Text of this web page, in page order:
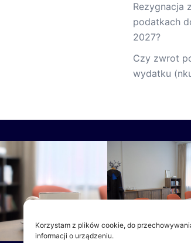
Korzystam z plików cookie, do
informacji o urządzeniu.
Rezygnacja
podatkach
2027?
Czy zwrot
wydatku